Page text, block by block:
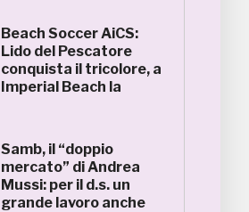
Beach Soccer AiCS:
Lido del Pescatore
conquista il tricolore, a
Imperial Beach la
Samb, il “doppio
mercato” di Andrea
Mussi: per il d.s. un
grande lavoro anche